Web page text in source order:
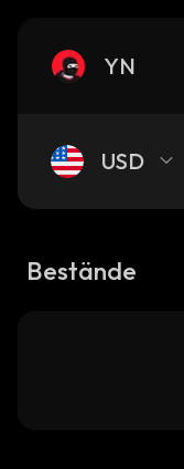
YN
USD
Bestände